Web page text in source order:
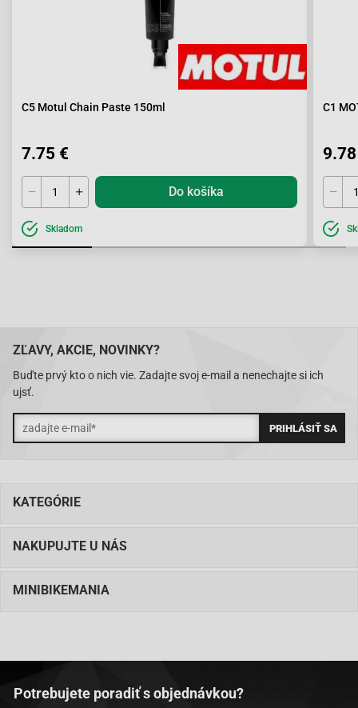
C5 Motul Chain Paste 150ml
7.75 €
Do košíka
Skladom
C1
ZĽAVY, AKCIE, NOVINKY?
Buďte prvý kto o nich vie. Zadajte svoj e-mail a nenechajte si ich
ujsť.
KATEGÓRIE
NAKUPUJTE U NÁS
MINIBIKEMANIA
Potrebujete poradiť s objednávkou?